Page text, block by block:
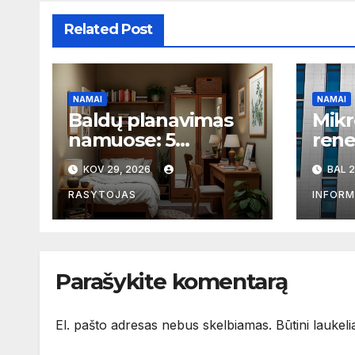
Related Post
NAMAI
Baldų planavimas
namuose: 5
praktiniai patarimai,
kaip išvengti
perpildytų ir tuščių
zonų
KOV 29, 2026
RASYTOJAS
NAMAI
BAL
Parašykite komentarą
El. pašto adresas nebus skelbiamas. Būtini